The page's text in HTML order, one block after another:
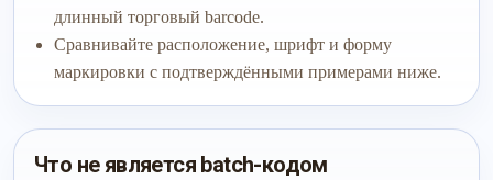
длинный торговый barcode.
Сравнивайте расположение, шрифт и форму
маркировки с подтверждёнными примерами ниже.
Что не является batch-кодом